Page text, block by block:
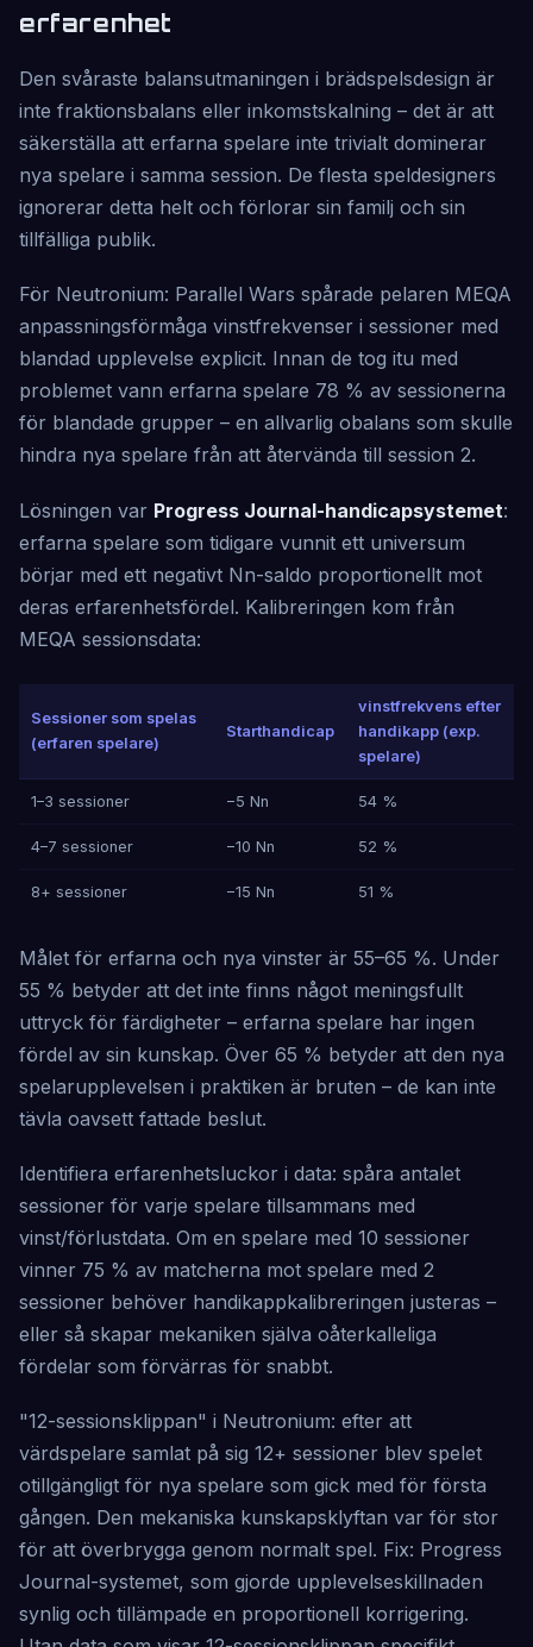
erfarenhet
Den svåraste balansutmaningen i brädspelsdesign är
inte fraktionsbalans eller inkomstskalning – det är att
säkerställa att erfarna spelare inte trivialt dominerar
nya spelare i samma session. De flesta speldesigners
ignorerar detta helt och förlorar sin familj och sin
tillfälliga publik.
För Neutronium: Parallel Wars spårade pelaren MEQA
anpassningsförmåga vinstfrekvenser i sessioner med
blandad upplevelse explicit. Innan de tog itu med
problemet vann erfarna spelare 78 % av sessionerna
för blandade grupper – en allvarlig obalans som skulle
hindra nya spelare från att återvända till session 2.
Lösningen var Progress Journal-handicapsystemet:
erfarna spelare som tidigare vunnit ett universum
börjar med ett negativt Nn-saldo proportionellt mot
deras erfarenhetsfördel. Kalibreringen kom från
MEQA sessionsdata:
Sessioner som spelas
(erfaren spelare)
Starthandicap
vinstfrekvens efter
handikapp (exp.
spelare)
1–3 sessioner −5 Nn 54 %
4–7 sessioner −10 Nn 52 %
8+ sessioner −15 Nn 51 %
Målet för erfarna och nya vinster är 55–65 %. Under
55 % betyder att det inte finns något meningsfullt
uttryck för färdigheter – erfarna spelare har ingen
fördel av sin kunskap. Över 65 % betyder att den nya
spelarupplevelsen i praktiken är bruten – de kan inte
tävla oavsett fattade beslut.
Identifiera erfarenhetsluckor i data: spåra antalet
sessioner för varje spelare tillsammans med
vinst/förlustdata. Om en spelare med 10 sessioner
vinner 75 % av matcherna mot spelare med 2
sessioner behöver handikappkalibreringen justeras –
eller så skapar mekaniken själva oåterkalleliga
fördelar som förvärras för snabbt.
"12-sessionsklippan" i Neutronium: efter att
värdspelare samlat på sig 12+ sessioner blev spelet
otillgängligt för nya spelare som gick med för första
gången. Den mekaniska kunskapsklyftan var för stor
för att överbrygga genom normalt spel. Fix: Progress
Journal-systemet, som gjorde upplevelseskillnaden
synlig och tillämpade en proportionell korrigering.